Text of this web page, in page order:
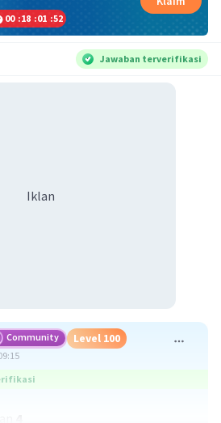
00 :18 :01 :51
Jawaban terverifikasi
Iklan
Community Level 100